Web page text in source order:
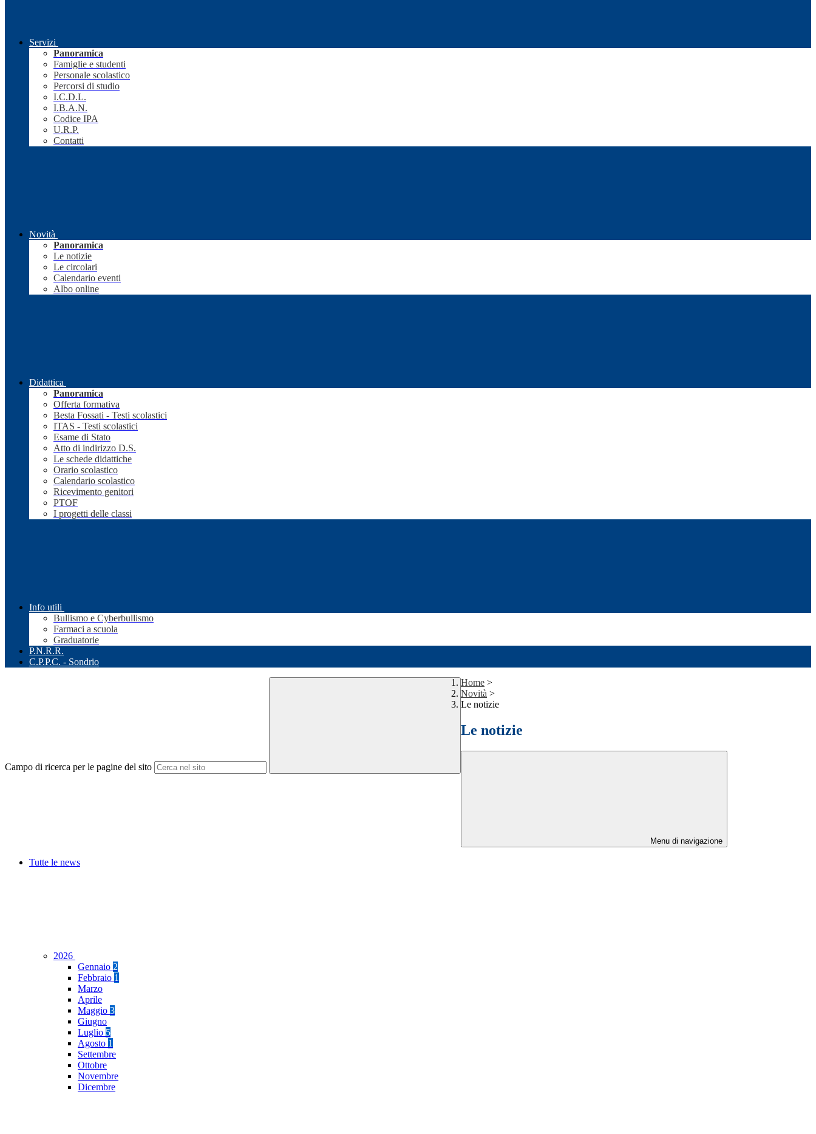
Servizi
Panoramica
Famiglie e studenti
Personale scolastico
Percorsi di studio
I.C.D.L.
I.B.A.N.
Codice IPA
U.R.P.
Contatti
Novità
Panoramica
Le notizie
Le circolari
Calendario eventi
Albo online
Didattica
Panoramica
Offerta formativa
Besta Fossati - Testi scolastici
ITAS - Testi scolastici
Esame di Stato
Atto di indirizzo D.S.
Le schede didattiche
Orario scolastico
Calendario scolastico
Ricevimento genitori
PTOF
I progetti delle classi
Info utili
Bullismo e Cyberbullismo
Farmaci a scuola
Graduatorie
P.N.R.R.
C.P.P.C. - Sondrio
Campo di ricerca per le pagine del sito
Home >
Novità >
Le notizie
Le notizie
Menu di navigazione
Tutte le news
2026
Gennaio 2
Febbraio 1
Marzo
Aprile
Maggio 3
Giugno
Luglio 5
Agosto 1
Settembre
Ottobre
Novembre
Dicembre